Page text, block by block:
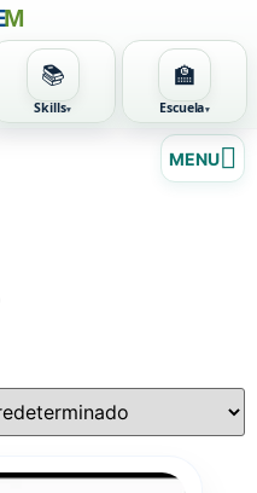
M
📚
Skills
🏫
Escuela
MENU